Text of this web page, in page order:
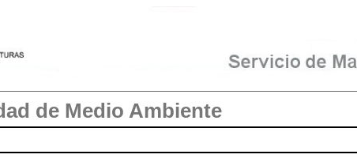
de Medio Ambiente